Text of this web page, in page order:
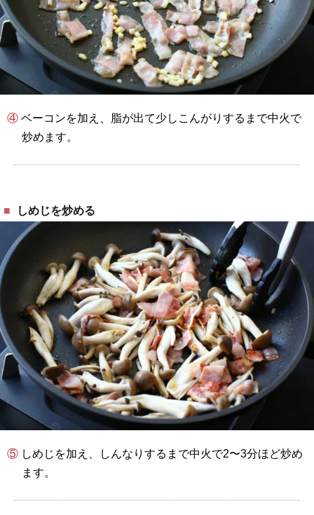
④ ベーコンを加え、脂が出て少しこんがりするまで中火で
炒めます。
しめじを炒める
⑤ しめじを加え、しんなりするまで中火で2〜3分ほど炒め
ます。